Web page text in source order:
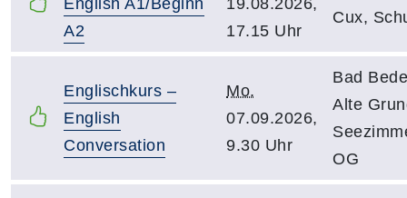
A2
17.15 Uhr
Cux,
Englischkurs –
English
Conversation
Mo.
07.09.2026,
9.30 Uhr
Bad
Alte
OG